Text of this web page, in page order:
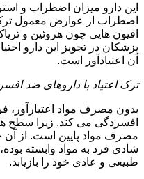
این دارو میزان اضطراب و
اضطراب از عوارض معمول ترک
افیون هایی چون هروئین و
پزشکان در تجویز این دارو
آن اعتیادآور است.
ترک اعتیاد با داروهای ضد
بدون مصرف مواد اعتیارآور،
افسردگی می کند. زیرا سطح
مصرف مواد پایین است. از آن
شادی فرد به مواد وابسته
طبیعی و عادی خود را بازیابد.